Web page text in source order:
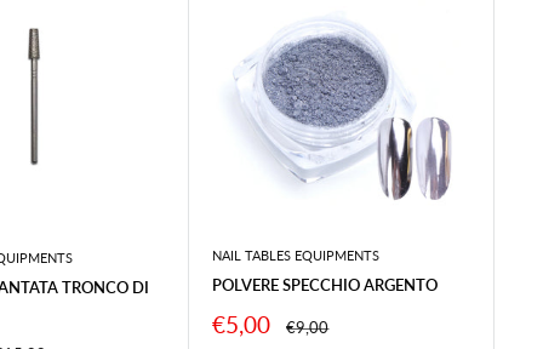
TRONCO DI
NAIL TABLES EQUIPMENTS
POLVERE SPECCHIO ARGENTO
Prezzo
€5,00 Prezzo
€9,00